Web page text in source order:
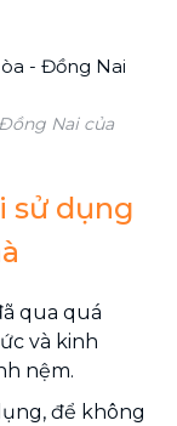
Nai của
sử dụng
qua quá
và kinh
nệm.
để không